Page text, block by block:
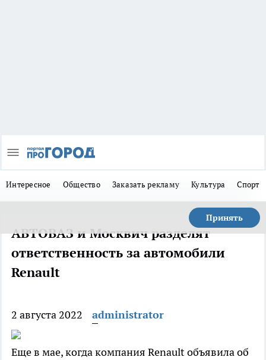
Интересное Общество Заказать рекламу Культура Спорт
Принять
АВТОВАЗ и Москвич разделят
ответственность за автомобили
Renault
2 августа 2022 administrator
Еще в мае, когда компания Renault объявила об